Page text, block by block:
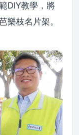
DIY教學，將
樂枝名片架。